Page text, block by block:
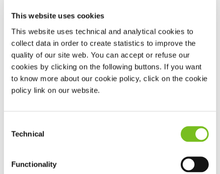
This website uses cookies
This website uses technical and analytical cookies to
collect data in order to create statistics to improve the
quality of our site web. You can accept or refuse our
cookies by clicking on the following buttons. If you want
to know more about our cookie policy, click on the cookie
policy link on our website.
Selection
Technical
Functionality
To prisma APP σας δίνει σημαντικές πληροφορίες για
συμβουλές και συστάσεις. Μπορείτε να θέσετε τους